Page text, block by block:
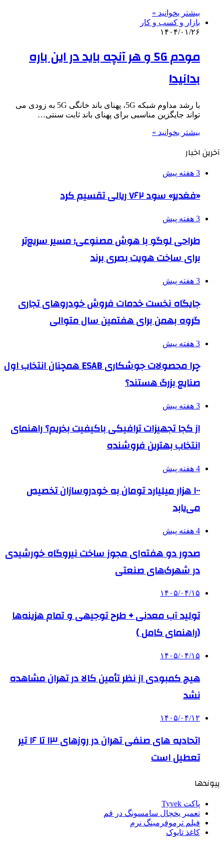
بیشتر بخوانید »
بازار و کسب و کار
۱۴۰۴/۰۱/۲۶
مودم 5G و هر آنچه باید در این باره
بدانید!
با رشد مداوم شبکه 5G، پهنای باند خانگی 5G به زودی می
تواند جایگزین مناسبی برای پهنای باند ثابت سنتی…
بیشتر بخوانید »
آخرین اخبار
3 هفته پیش
«فغدیر» سود ۷۶۲ ریالی تقسیم کرد
3 هفته پیش
طراحی لوگو با هوش مصنوعی؛ مسیر سریع‌تر
برای ساخت هویت بصری برند
3 هفته پیش
جایگاه نخست خدمات فروش خودروهای تجاری
گروه بهمن برای هفتمین سال متوالی
3 هفته پیش
چرا محصولات جوشکاری ESAB همچنان انتخاب اول
صنایع بزرگ هستند؟
3 هفته پیش
از کجا تجهیزات ترافیکی باکیفیت بخریم؟ راهنمای
انتخاب بهترین فروشنده
4 هفته پیش
۱۰۰ هزار میلیارد تومان به خودروسازان تخصیص
می‌یابد
4 هفته پیش
صدور دو هفته‌ای مجوز ساخت نیروگاه خورشیدی
در شهرک‌های صنعتی
۱۴۰۵/۰۴/۱۵
تولید آب معدنی + طرح توجیهی و تمام هزینه‌ها
(راهنمای کامل )
۱۴۰۵/۰۴/۱۵
هیچ کمبودی از نظر تأمین کالا در تهران مشاهده
نشد
۱۴۰۵/۰۴/۱۲
اتحادیه های صنفی تهران در روزهای ۱۳ تا ۱۶ تیر
تعطیل است
پیوندها
پاکت Tyvek
تعمیر یخچال سامسونگ در قم
فیلم ترموفرمینگ نرم
کاغذ تایوک